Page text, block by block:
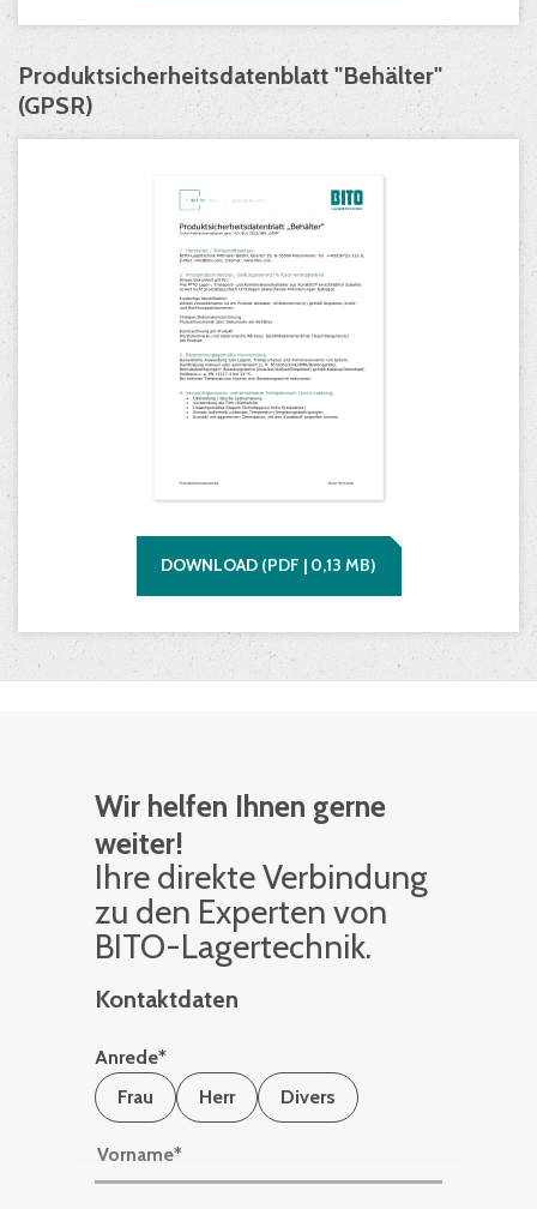
Produktsicherheitsdatenblatt "Behälter"
(GPSR)
DOWNLOAD (PDF | 0,13 MB)
Wir helfen Ihnen gerne
weiter!
Ihre di­rek­te Ver­bin­dung
zu den Ex­per­ten von
BITO-La­ger­tech­nik.
Kontaktdaten
Anrede*
Frau
Herr Divers
Vorname*